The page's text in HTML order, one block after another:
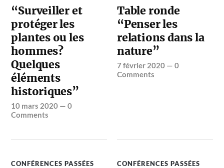
“Surveiller et
protéger les
plantes ou les
hommes?
Quelques
éléments
historiques”
10 mars 2020 —0
Comments
Table ronde
“Penser les
relations dans la
nature”
7 février 2020 —0
Comments
CONFÉRENCES PASSÉES CONFÉRENCES PASSÉES